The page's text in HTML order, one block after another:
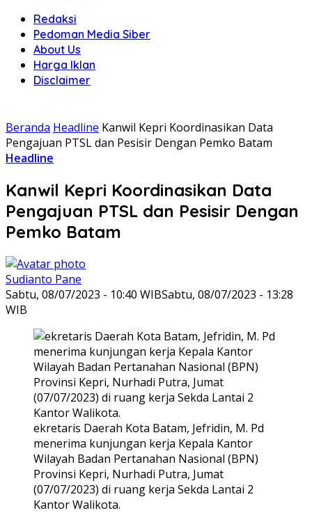
Redaksi
Pedoman Media Siber
About Us
Harga Iklan
Disclaimer
Beranda Headline Kanwil Kepri Koordinasikan Data
Pengajuan PTSL dan Pesisir Dengan Pemko Batam
Headline
Kanwil Kepri Koordinasikan Data
Pengajuan PTSL dan Pesisir Dengan
Pemko Batam
Sudianto Pane
Sabtu, 08/07/2023 - 10:40 WIBSabtu, 08/07/2023 - 13:28
WIB
ekretaris Daerah Kota Batam, Jefridin, M. Pd
menerima kunjungan kerja Kepala Kantor
Wilayah Badan Pertanahan Nasional (BPN)
Provinsi Kepri, Nurhadi Putra, Jumat
(07/07/2023) di ruang kerja Sekda Lantai 2
Kantor Walikota.